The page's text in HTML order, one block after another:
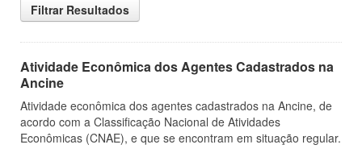
Filtrar Resultados
Atividade Econômica dos Agentes Cadastrados na
Ancine
Atividade econômica dos agentes cadastrados na Ancine, de
acordo com a Classificação Nacional de Atividades
Econômicas (CNAE), e que se encontram em situação regular.